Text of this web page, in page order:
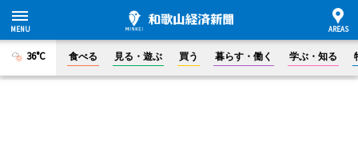
36°C 食べる 見る・遊ぶ 買う 暮らす・働く 学ぶ・知る